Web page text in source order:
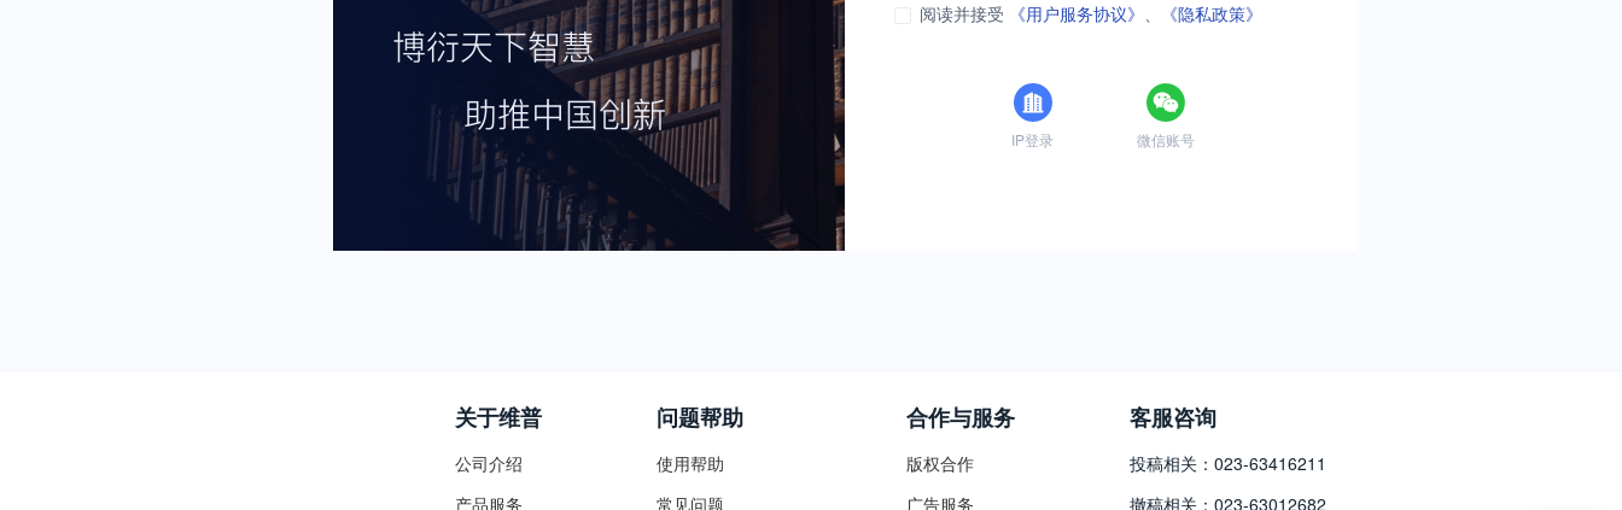
阅读并接受 《用户服务协议》 、 《隐私政策》
IP登录 微信账号
关于维普
公司介绍
产品服务
问题帮助
使用帮助
常见问题
合作与服务
版权合作
广告服务
客服咨询
投稿相关：023-63416211
撤稿相关：023-63012682